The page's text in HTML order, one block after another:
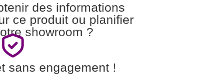
des informations
ce produit ou planifier
showroom ?
sans engagement !